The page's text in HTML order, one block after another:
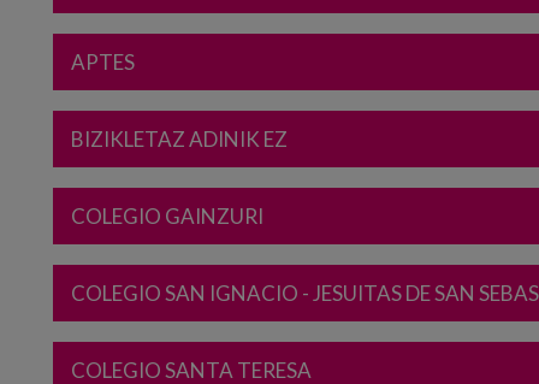
APTES
BIZIKLETAZ ADINIK EZ
COLEGIO GAINZURI
COLEGIO SAN IGNACIO - JESUITAS DE SAN
COLEGIO SANTA TERESA